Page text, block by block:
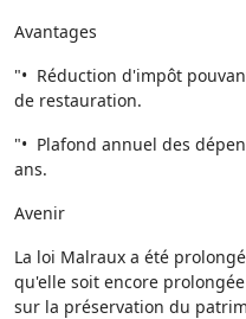
Avantages
"• Réduction d'impôt
de restauration.
"• Plafond annuel des
ans.
Avenir
La loi Malraux a été
qu'elle soit encore
sur la préservation du